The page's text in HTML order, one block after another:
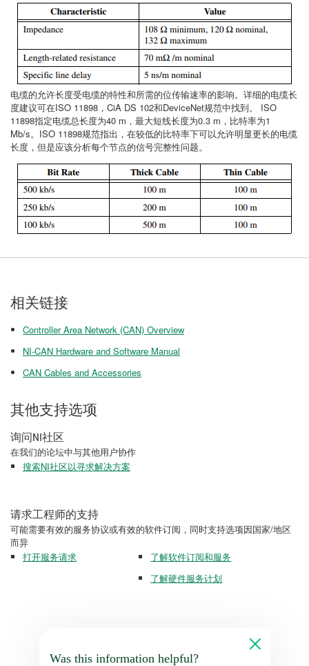
电缆的允许长度受电缆的特性和所需的位传输速率的影响。详细的电缆长
度建议可在ISO 11898，CiA DS 102和DeviceNet规范中找到。 ISO
11898指定电缆总长度为40 m，最大短线长度为0.3 m，比特率为1
Mb/s。ISO 11898规范指出，在较低的比特率下可以允许明显更长的电缆
长度，但是应该分析每个节点的信号完整性问题。
相关链接
Controller Area Network (CAN) Overview
NI-CAN Hardware and Software Manual
CAN Cables and Accessories
其他支持选项
询问NI社区
在我们的论坛中与其他用户协作
搜索NI社区以寻求解决方案
请求工程师的支持
可能需要有效的服务协议或有效的软件订阅，同时支持选项因国家/地区
而异
打开服务请求
了解软件订阅和服务
了解硬件服务计划
Was this information helpful?